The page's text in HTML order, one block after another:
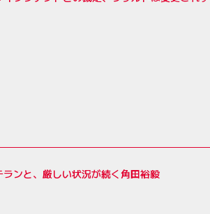
ンと、厳しい状況が続く角田裕毅